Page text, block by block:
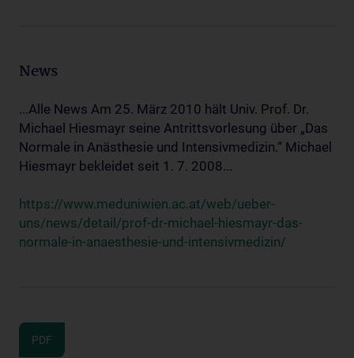
News
...Alle News Am 25. März 2010 hält Univ. Prof. Dr.
Michael Hiesmayr seine Antrittsvorlesung über „Das
Normale in Anästhesie und Intensivmedizin.“ Michael
Hiesmayr bekleidet seit 1. 7. 2008...
https://www.meduniwien.ac.at/web/ueber-
uns/news/detail/prof-dr-michael-hiesmayr-das-
normale-in-anaesthesie-und-intensivmedizin/
PDF